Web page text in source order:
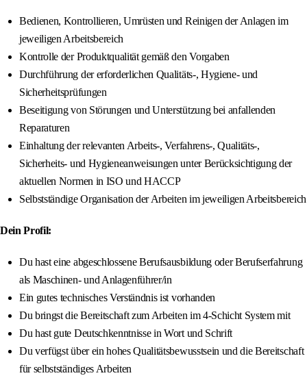
Bedienen, Kontrollieren, Umrüsten und Reinigen der Anlagen im
jeweiligen Arbeitsbereich
Kontrolle der Produktqualität gemäß den Vorgaben
Durchführung der erforderlichen Qualitäts-, Hygiene- und
Sicherheitsprüfungen
Beseitigung von Störungen und Unterstützung bei anfallenden
Reparaturen
Einhaltung der relevanten Arbeits-, Verfahrens-, Qualitäts-,
Sicherheits- und Hygieneanweisungen unter Berücksichtigung der
aktuellen Normen in ISO und HACCP
Selbstständige Organisation der Arbeiten im jeweiligen Arbeitsbereich
Dein Profil:
Du hast eine abgeschlossene Berufsausbildung oder Berufserfahrung
als Maschinen- und Anlagenführer/in
Ein gutes technisches Verständnis ist vorhanden
Du bringst die Bereitschaft zum Arbeiten im 4-Schicht System mit
Du hast gute Deutschkenntnisse in Wort und Schrift
Du verfügst über ein hohes Qualitätsbewusstsein und die Bereitschaft
für selbstständiges Arbeiten